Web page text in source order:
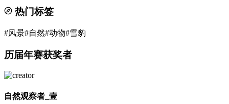
热门标签
#风景#自然#动物#雪豹
历届年赛获奖者
自然观察者_壹